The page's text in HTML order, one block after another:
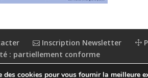
Inscription Newsletter
: partiellement conforme
des cookies pour vous fournir la meilleure